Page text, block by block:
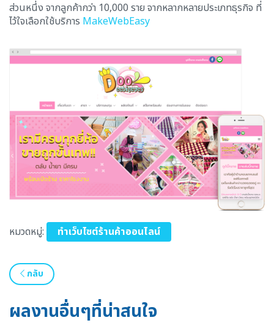
ส่วนหนึ่ง จากลูกค้ากว่า 10,000 ราย จากหลากหลายประเภทธุรกิจ ที่
ไว้ใจเลือกใช้บริการ MakeWebEasy
หมวดหมู่: ทำเว็บไซต์ร้านค้าออนไลน์
กลับ
ผลงานอื่นๆที่น่าสนใจ